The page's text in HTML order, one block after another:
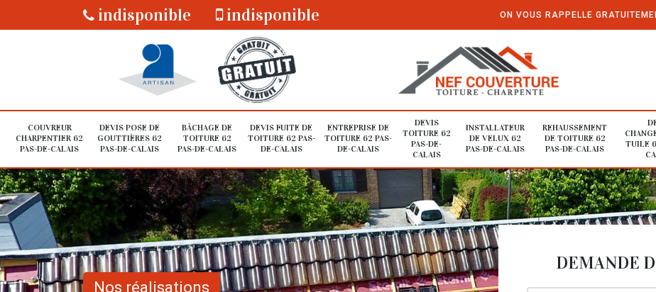
indisponible indisponible ON VOUS RAPPELLE
COUVREUR
CHARPENTIER 62
PAS-DE-CALAIS
DEVIS POSE DE
GOUTTIÈRES 62
PAS-DE-CALAIS
BÂCHAGE DE
TOITURE 62
PAS-DE-CALAIS
DEVIS FUITE DE
TOITURE 62 PAS-
DE-CALAIS
ENTREPRISE DE
TOITURE 62 PAS-
DE-CALAIS
DEVIS
TOITURE 62
PAS-DE-
CALAIS
INSTALLATEUR
DE VELUX 62
PAS-DE-CALAIS
REHAUSSEMENT
DE TOITURE 62
PAS-DE-CALAIS
TUILE
Nos réalisations
DEMANDE